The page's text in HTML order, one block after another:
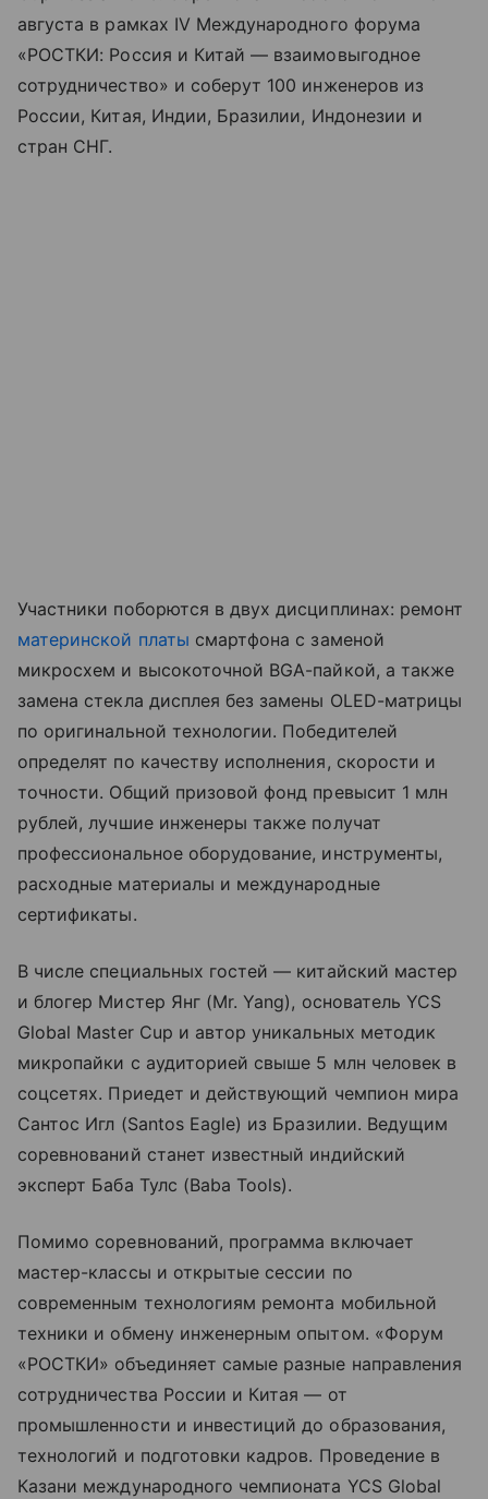
августа в рамках IV Международного форума
«РОСТКИ: Россия и Китай — взаимовыгодное
сотрудничество» и соберут 100 инженеров из
России, Китая, Индии, Бразилии, Индонезии и
стран СНГ.
Участники поборются в двух дисциплинах: ремонт
материнской платы смартфона с заменой
микросхем и высокоточной BGA-пайкой, а также
замена стекла дисплея без замены OLED-матрицы
по оригинальной технологии. Победителей
определят по качеству исполнения, скорости и
точности. Общий призовой фонд превысит 1 млн
рублей, лучшие инженеры также получат
профессиональное оборудование, инструменты,
расходные материалы и международные
сертификаты.
В числе специальных гостей — китайский мастер
и блогер Мистер Янг (Mr. Yang), основатель YCS
Global Master Cup и автор уникальных методик
микропайки с аудиторией свыше 5 млн человек в
соцсетях. Приедет и действующий чемпион мира
Сантос Игл (Santos Eagle) из Бразилии. Ведущим
соревнований станет известный индийский
эксперт Баба Тулс (Baba Tools).
Помимо соревнований, программа включает
мастер-классы и открытые сессии по
современным технологиям ремонта мобильной
техники и обмену инженерным опытом. «Форум
«РОСТКИ» объединяет самые разные направления
сотрудничества России и Китая — от
промышленности и инвестиций до образования,
технологий и подготовки кадров. Проведение в
Казани международного чемпионата YCS Global